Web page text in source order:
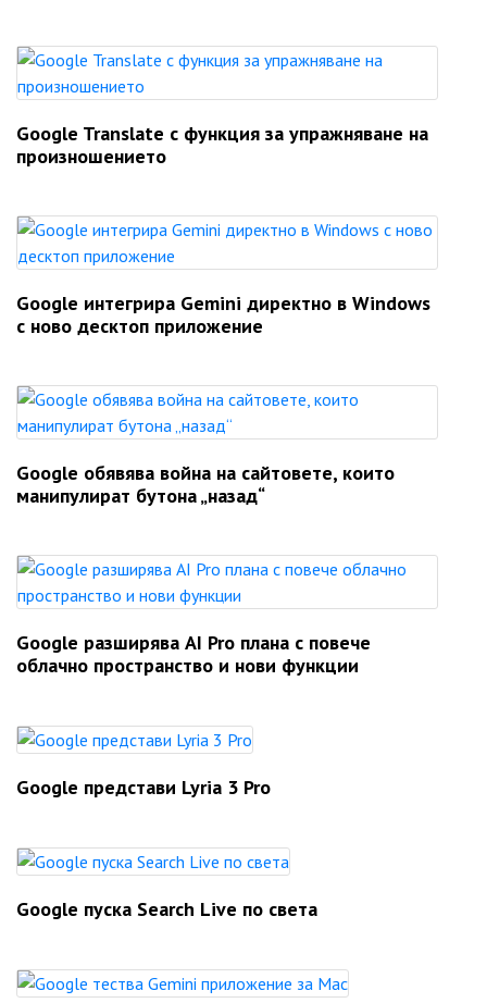
Google Translate с функция за упражняване на
произношението
Google интегрира Gemini директно в Windows
с ново десктоп приложение
Google обявява война на сайтовете, които
манипулират бутона „назад“
Google разширява AI Pro плана с повече
облачно пространство и нови функции
Google представи Lyria 3 Pro
Google пуска Search Live по света